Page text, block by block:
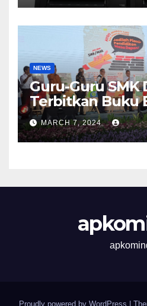
NEWS
Guru-Guru SMK
Terbitkan Buku
MARCH 7, 2024
Proudly powered by WordPress